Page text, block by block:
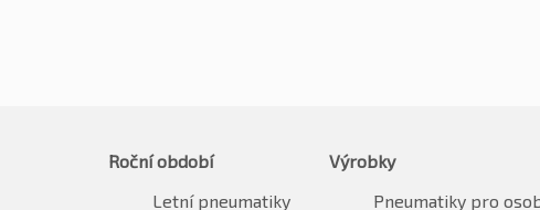
Roční období
Letní pneumatiky
Výrobky
Pneumatiky pro